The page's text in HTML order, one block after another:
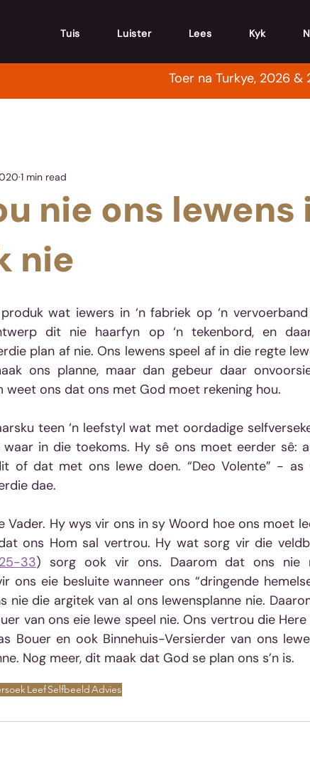
Tuis Luister Lees Kyk
Toer na Turkye, 2026 &
nie ons lewens
nie
1 min read
wat iewers in ‘n fabriek op ‘n
dit nie haarfyn op ‘n tekenbord, en
plan af nie. Ons lewens speel af in die regte
ons planne, maar dan gebeur daar
weet ons dat ons met God moet rekening hou.
teen ‘n leefstyl wat met oordadige
in die toekoms. Hy sê ons moet eerder sê:
of dat met ons lewe doen. “Deo Volente” - as
dae.
Vader. Hy wys vir ons in sy Woord hoe ons moet
ons Hom sal vertrou. Hy wat sorg vir die
33) sorg ook vir ons. Daarom dat ons nie
ons eie besluite wanneer ons “dringende
nie die argitek van al ons lewensplanne nie.
van ons eie lewe speel nie. Ons vertrou die Here
Bouer en ook Binnehuis-Versierder van ons
Nog meer, dit maak dat God se plan ons s’n is.
LeefSelfbeeldAdvies